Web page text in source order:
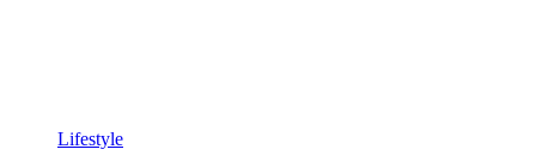
Lifestyle